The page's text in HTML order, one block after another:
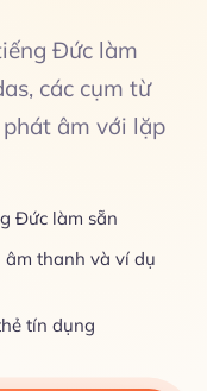
Đức làm
các cụm từ
âm với lặp
Đức làm sẵn
âm thanh và ví dụ
tín dụng